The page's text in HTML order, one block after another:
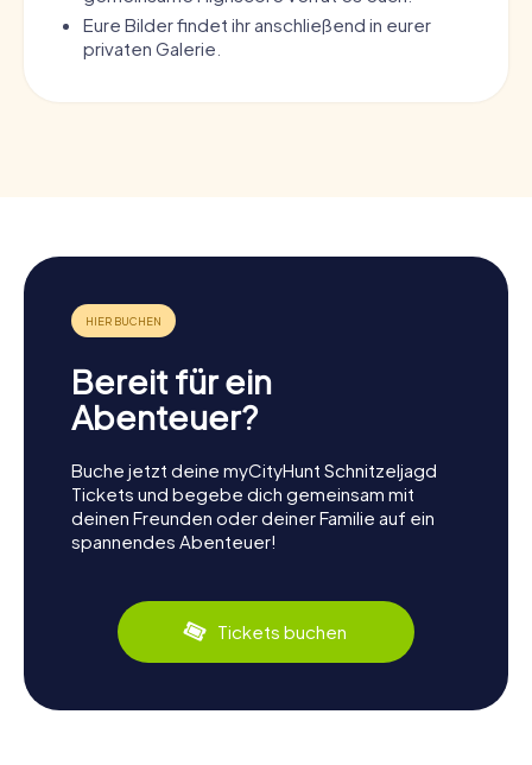
Eure Bilder findet ihr anschließend in eurer
privaten Galerie.
Bereit für ein
Abenteuer?
Buche jetzt deine myCityHunt Schnitzeljagd
Tickets und begebe dich gemeinsam mit
deinen Freunden oder deiner Familie auf ein
spannendes Abenteuer!
Tickets buchen